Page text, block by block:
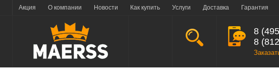
Акция О компании Новости Как купить Услуги Доставка Гарантия
8
8